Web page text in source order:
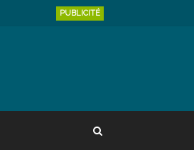
PUBLICITÉ